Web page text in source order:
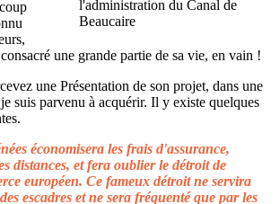
une grande partie de sa vie, en vain !
une Présentation de son projet, dans une
suis parvenu à acquérir. Il y existe quelques
économisera les frais d'assurance,
distances, et fera oublier le détroit de
européen. Ce fameux détroit ne servira
escadres et ne sera fréquenté que par les